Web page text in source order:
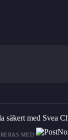
MED